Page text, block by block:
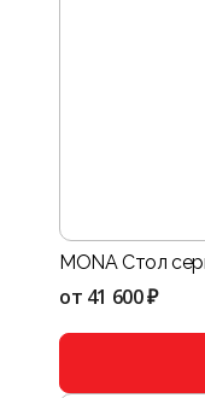
MONA Стол
от 41 600 ₽